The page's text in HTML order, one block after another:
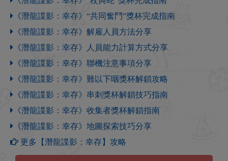
《潛龍諜影：幸存》“共同奮鬥”獎杯完成指南
《潛龍諜影：幸存》解雇人員方法分享
《潛龍諜影：幸存》人員能力計算方式分享
《潛龍諜影：幸存》聯機注意事項分享
《潛龍諜影：幸存》難以下咽獎杯解鎖攻略
《潛龍諜影：幸存》串刺獎杯解鎖技巧指南
《潛龍諜影：幸存》收集者獎杯解鎖指南
《潛龍諜影：幸存》地圖探索技巧分享
更多【潛龍諜影：幸存】攻略